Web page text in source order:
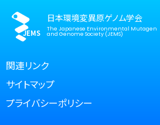
日本環境変異原ゲノム学会
The Japanese Environmental Mutagen
and Genome Society (JEMS)
関連リンク
サイトマップ
プライバシーポリシー